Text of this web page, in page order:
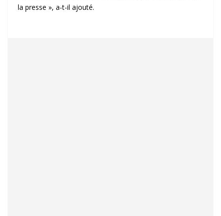
la presse », a-t-il ajouté.